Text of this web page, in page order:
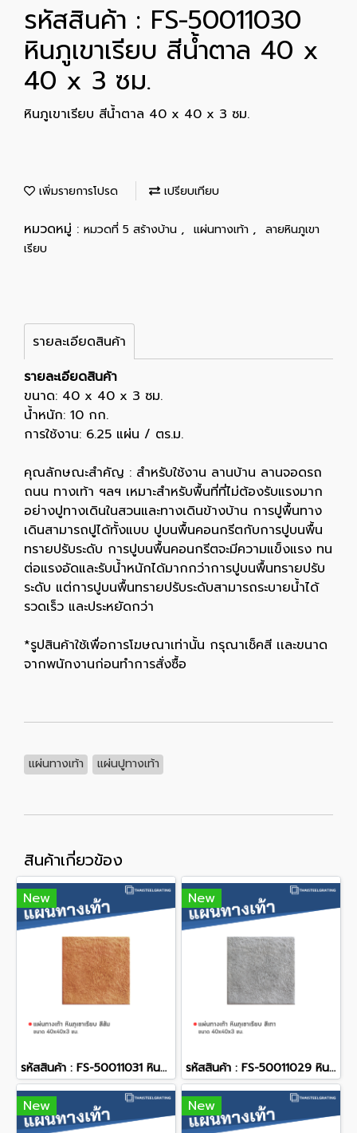
รหัสสินค้า : FS-50011030
หินภูเขาเรียบ สีน้ำตาล 40 x
40 x 3 ซม.
หินภูเขาเรียบ สีน้ำตาล 40 x 40 x 3 ซม.
เพิ่มรายการโปรด เปรียบเทียบ
หมวดหมู่ : หมวดที่ 5 สร้างบ้าน , แผ่นทางเท้า , ลายหินภูเขา
เรียบ
รายละเอียดสินค้า
รายละเอียดสินค้า
ขนาด: 40 x 40 x 3 ซม.
น้ำหนัก: 10 กก.
การใช้งาน: 6.25 แผ่น / ตร.ม.
คุณลักษณะสำคัญ : สำหรับใช้งาน ลานบ้าน ลานจอดรถ
ถนน ทางเท้า ฯลฯ เหมาะสำหรับพื้นที่ที่ไม่ต้องรับแรงมาก
อย่างปูทางเดินในสวนและทางเดินข้างบ้าน การปูพื้นทาง
เดินสามารถปูได้ทั้งแบบ ปูบนพื้นคอนกรีตกับการปูบนพื้น
ทรายปรับระดับ การปูบนพื้นคอนกรีตจะมีความแข็งแรง ทน
ต่อแรงอัดและรับน้ำหนักได้มากกว่าการปูบนพื้นทรายปรับ
ระดับ แต่การปูบนพื้นทรายปรับระดับสามารถระบายน้ำได้
รวดเร็ว และประหยัดกว่า
*รูปสินค้าใช้เพื่อการโฆษณาเท่านั้น กรุณาเช็คสี เเละขนาด
จากพนักงานก่อนทำการสั่งซื้อ
แผ่นทางเท้า แผ่นปูทางเท้า
สินค้าเกี่ยวข้อง
New
รหัสสินค้า : FS-50011031 หินภูเขาเรียบ สีส้ม 40 x 40 x 3 ซม.
New
รหัสสินค้า : FS-50011029 หินภูเขาเรียบ สีเทา 40 x 40 x 3 ซม.
New New